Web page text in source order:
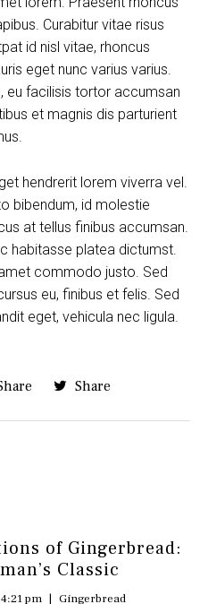
Curabitur vitae risus
id nisl vitae, rhoncus
eget nunc varius varius.
eu facilisis tortor accumsan
et magnis dis parturient
hendrerit lorem viverra vel.
bibendum, id molestie
at tellus finibus accumsan.
habitasse platea dictumst.
commodo justo. Sed
eu, finibus et felis. Sed
eget, vehicula nec ligula.
Share
of Gingerbread:
Classic
pm | Gingerbread